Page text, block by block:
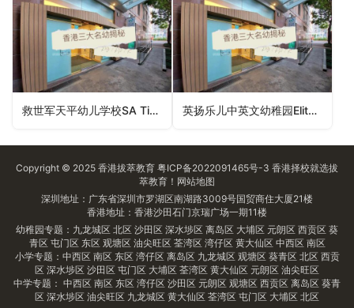
救世军天平幼儿学校SA Tin Ping Nursery School（北区幼稚园） 英扬乐儿中英文幼稚园Elite Kids Anglo-Chinese Kindergarten（元朗区幼稚园）
Copyright © 2025 香港拔萃教育 粤ICP备2022091465号-3 香港择校就选拔
萃教育！ 网站地图
深圳地址：广东省深圳市罗湖区南湖路3009号国贸商住大厦21楼
香港地址：香港沙田石门京瑞广场一期11楼
幼稚园专题： 九龙城区 北区 沙田区 深水埗区 离岛区 大埔区 元朗区 西贡区 葵
青区 屯门区 东区 观塘区 油尖旺区 荃湾区 湾仔区 黄大仙区 中西区 南区
小学专题： 中西区 南区 东区 湾仔区 离岛区 九龙城区 观塘区 葵青区 北区 西贡
区 深水埗区 沙田区 屯门区 大埔区 荃湾区 黄大仙区 元朗区 油尖旺区
中学专题： 中西区 南区 东区 湾仔区 沙田区 元朗区 观塘区 西贡区 离岛区 葵青
区 深水埗区 油尖旺区 九龙城区 黄大仙区 荃湾区 屯门区 大埔区 北区